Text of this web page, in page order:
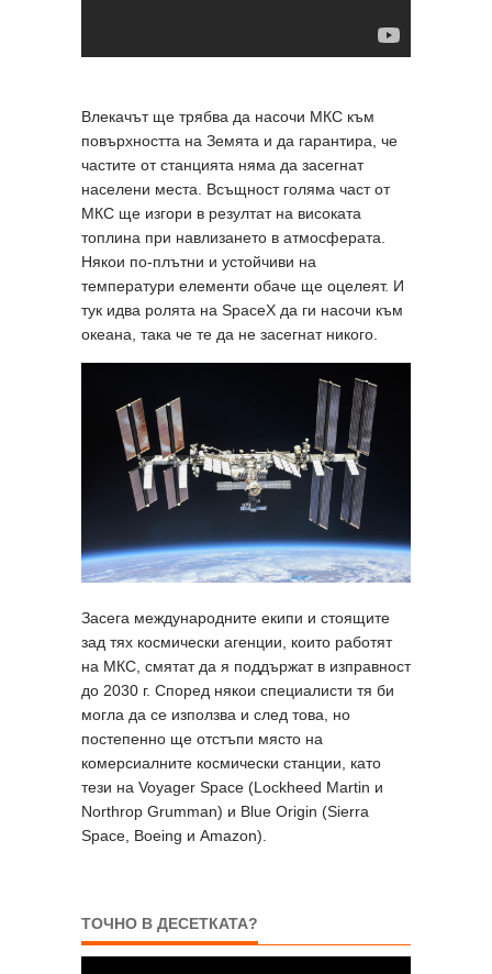
Влекачът ще трябва да насочи МКС към
повърхността на Земята и да гарантира, че
частите от станцията няма да засегнат
населени места. Всъщност голяма част от
МКС ще изгори в резултат на високата
топлина при навлизането в атмосферата.
Някои по-плътни и устойчиви на
температури елементи обаче ще оцелеят. И
тук идва ролята на SpaceX да ги насочи към
океана, така че те да не засегнат никого.
Засега международните екипи и стоящите
зад тях космически агенции, които работят
на МКС, смятат да я поддържат в изправност
до 2030 г. Според някои специалисти тя би
могла да се използва и след това, но
постепенно ще отстъпи място на
комерсиалните космически станции, като
тези на Voyager Space (Lockheed Martin и
Northrop Grumman) и Blue Origin (Sierra
Space, Boeing и Amazon).
ТОЧНО В ДЕСЕТКАТА?